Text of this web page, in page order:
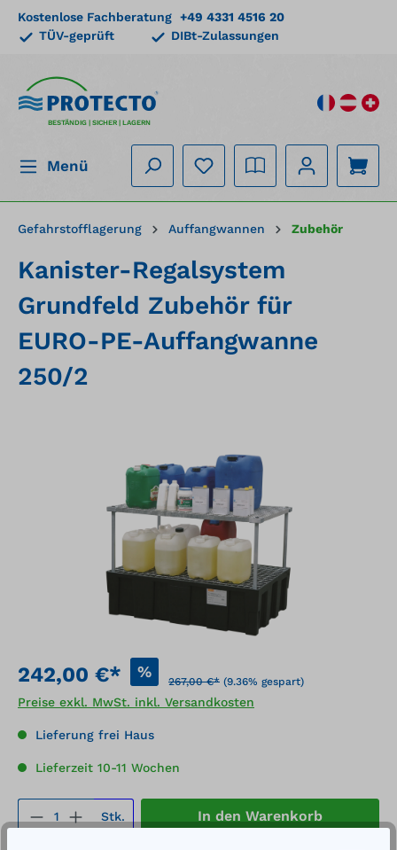
springen
Kostenlose Fachberatung +49 4331 4516 20
TÜV-geprüft
DIBt-Zulassungen
BESTÄNDIG | SICHER | LAGERN
Menü
Gefahrstofflagerung Auffangwannen Zubehör
Kanister-Regalsystem
Grundfeld Zubehör für
EURO-PE-Auffangwanne
250/2
242,00 €* %
267,00 €* (9.36% gespart)
Preise exkl. MwSt. inkl. Versandkosten
Lieferung frei Haus
Lieferzeit 10-11 Wochen
Produkt Anzahl: Gib den
Stk. In den Warenkorb